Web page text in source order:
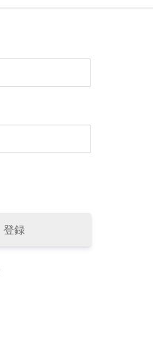
登録